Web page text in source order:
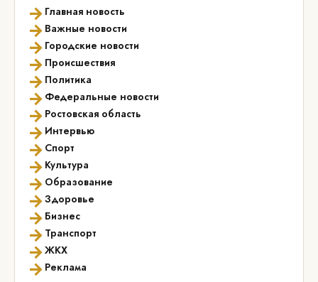
→ Главная новость
→ Важные новости
→ Городские новости
→ Происшествия
→ Политика
→ Федеральные новости
→ Ростовская область
→ Интервью
→ Спорт
→ Культура
→ Образование
→Здоровье
→ Бизнес
→ Транспорт
→ЖКХ
→ Реклама